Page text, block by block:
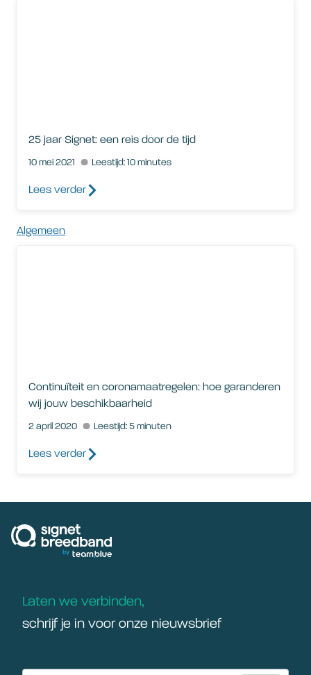
25 jaar Signet: een reis door de tijd
10 mei 2021 Leestijd: 10 minutes
Lees verder
Algemeen
Continuïteit en coronamaatregelen: hoe garanderen
wij jouw beschikbaarheid
2 april 2020 Leestijd: 5 minuten
Lees verder
Laten we verbinden,
schrijf je in voor onze nieuwsbrief